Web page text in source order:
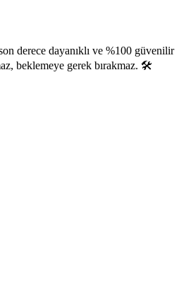
derece dayanıklı ve %100 güvenilir
beklemeye gerek bırakmaz. 🛠️